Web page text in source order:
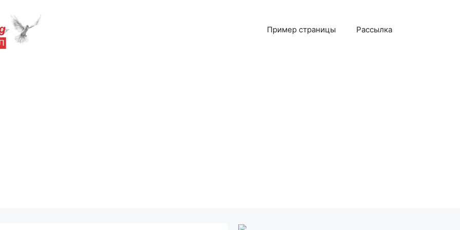
Пример страницы Рассылка